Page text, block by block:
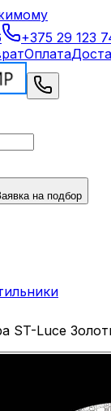
+375 29 123
Оплата
на подбор
ST-Luce